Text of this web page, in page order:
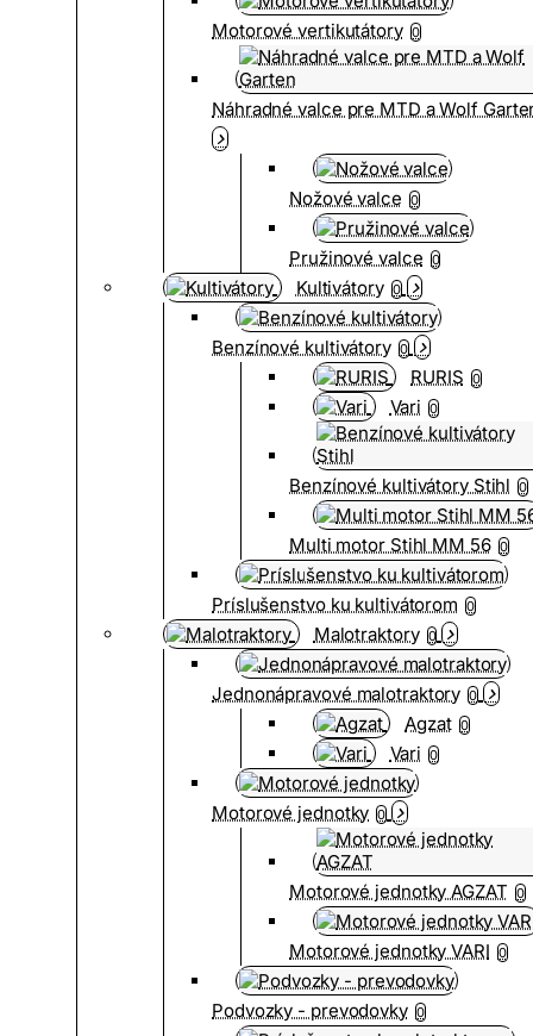
Motorové vertikutátory 0
Náhradné valce pre MTD a Wolf
Nožové valce 0
Pružinové valce 0
Kultivátory 0
Benzínové kultivátory 0
RURIS 0
Vari 0
Benzínové kultivátory Stihl 0
Multi motor Stihl MM 56 0
Príslušenstvo ku kultivátorom 0
Malotraktory 0
Jednonápravové malotraktory 0
Agzat 0
Vari 0
Motorové jednotky 0
Motorové jednotky AGZAT 0
Motorové jednotky VARI 0
Podvozky - prevodovky 0